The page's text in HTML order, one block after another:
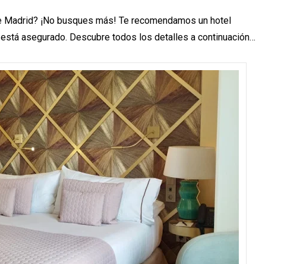
¡No busques más! Te recomendamos un hotel
asegurado. Descubre todos los detalles a continuación…